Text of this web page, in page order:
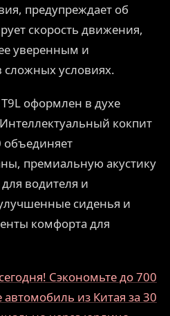
предупреждает об
скорость движения,
уверенным и
условиях.
оформлен в духе
кокпит
объединяет
премиальную акустику
водителя и
сиденья и
комфорта для
Сэкономьте до 700
из Китая за 30